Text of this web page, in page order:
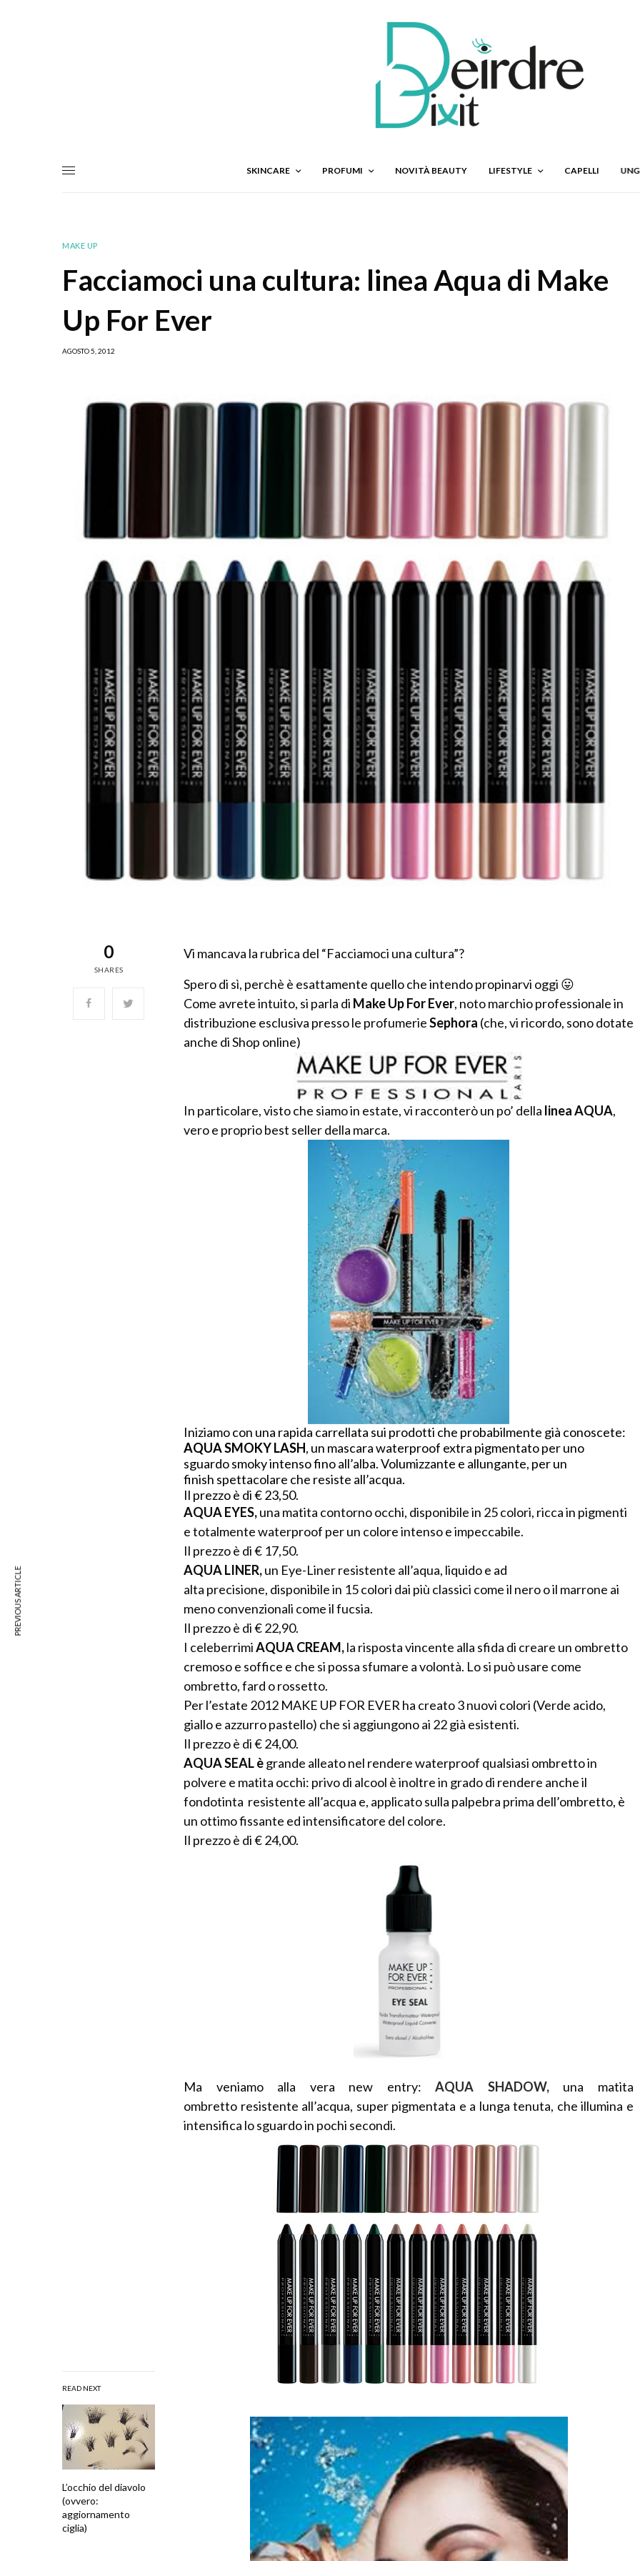
SKINCARE PROFUMI NOVITÀ BEAUTY LIFESTYLE CAPELLI
MAKE UP
Facciamoci una cultura: linea Aqua di Make
Up For Ever
AGOSTO 5, 2012
0
SHARES
READ NEXT
L’occhio del diavolo
(ovvero:
aggiornamento
ciglia)
Vi mancava la rubrica del “Facciamoci una cultura”?
Spero di sì, perchè è esattamente quello che intendo propinarvi oggi 😛
Come avrete intuito, si parla di Make Up For Ever, noto marchio professionale in
distribuzione esclusiva presso le profumerieSephora (che, vi ricordo, sono dotate
anche di Shop online)
In particolare, visto che siamo in estate, vi racconterò un po’ della linea AQUA,
vero e proprio best seller della marca.
Iniziamo con una rapida carrellata sui prodotti che probabilmente già conoscete:
AQUA SMOKY LASH, un mascara waterproof extra pigmentato per uno
sguardo smoky intenso fino all’alba. Volumizzante e allungante, per un
finish spettacolare che resiste all’acqua.
Il prezzo è di € 23,50.
AQUA EYES,una matita contorno occhi, disponibile in 25 colori, ricca in pigmenti
e totalmente waterproof per un colore intenso e impeccabile.
Il prezzo è di € 17,50.
AQUA LINER,un Eye-Liner resistente all’aqua, liquido e ad
alta precisione, disponibile in 15 colori dai più classici come il nero o il marrone ai
meno convenzionali come il fucsia.
Il prezzo è di € 22,90.
I celeberrimiAQUA CREAM,la risposta vincente alla sfida di creare un ombretto
cremoso e soffice e che si possa sfumare a volontà. Lo si può usare come
ombretto, fard o rossetto.
Per l’estate 2012 MAKE UP FOR EVER ha creato 3 nuovi colori (Verde acido,
giallo e azzurro pastello) che si aggiungono ai 22 già esistenti.
Il prezzo è di € 24,00.
AQUA SEAL ègrande alleato nel rendere waterproof qualsiasi ombretto in
polvere e matita occhi: privo di alcool è inoltre in grado di rendere anche il
fondotinta resistente all’acqua e, applicato sulla palpebra prima dell’ombretto, è
un ottimo fissante ed intensificatore del colore.
Il prezzo è di € 24,00.
Ma veniamo alla vera new entry:AQUA SHADOW, una matita
ombretto resistente all’acqua, super pigmentata e a lunga tenuta, che illumina e
intensifica lo sguardo in pochi secondi.
PREVIOUS ARTICLE